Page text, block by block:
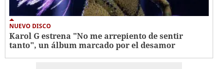
NUEVO DISCO
Karol G estrena "No me arrepiento de sentir
tanto", un álbum marcado por el desamor